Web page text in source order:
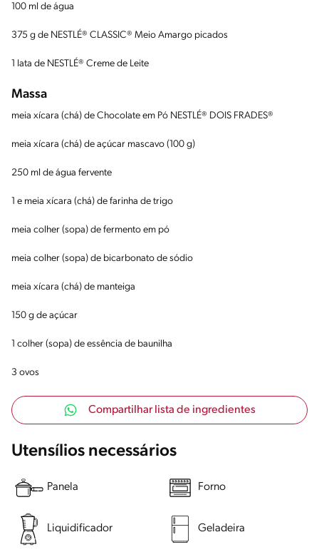
100 ml de água
375 g de NESTLÉ® CLASSIC® Meio Amargo picados
1 lata de NESTLÉ® Creme de Leite
Massa
meia xícara (chá) de Chocolate em Pó NESTLÉ® DOIS FRADES®
meia xícara (chá) de açúcar mascavo (100 g)
250 ml de água fervente
1 e meia xícara (chá) de farinha de trigo
meia colher (sopa) de fermento em pó
meia colher (sopa) de bicarbonato de sódio
meia xícara (chá) de manteiga
150 g de açúcar
1 colher (sopa) de essência de baunilha
3 ovos
Compartilhar lista de ingredientes
Utensílios necessários
Panela Forno
Liquidificador Geladeira